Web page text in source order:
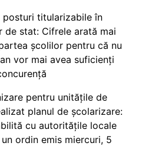
titularizabile în
de stat: Cifrele arată mai
școlilor pentru că nu
vor mai avea suficienți
pentru unitățile de
planul de școlarizare:
cu autoritățile locale
ordin emis miercuri, 5